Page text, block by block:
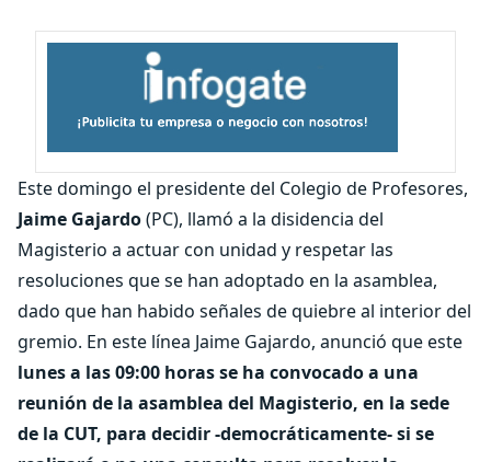
Este domingo el presidente del Colegio de Profesores,
Jaime Gajardo(PC), llamó a la disidencia del
Magisterio a actuar con unidad y respetar las
resoluciones que se han adoptado en la asamblea,
dado que han habido señales de quiebre al interior del
gremio. En este línea Jaime Gajardo, anunció que este
lunes a las 09:00 horas se ha convocado a una
reunión de la asamblea del Magisterio, en la sede
de la CUT, para decidir -democráticamente- si se